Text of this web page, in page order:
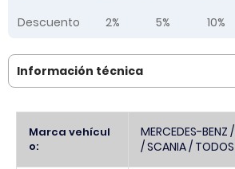
Descuento
2% 5% 10%
Información técnica
Información
Marca vehícul
o:
MERCEDES-BENZ
/ SCANIA /